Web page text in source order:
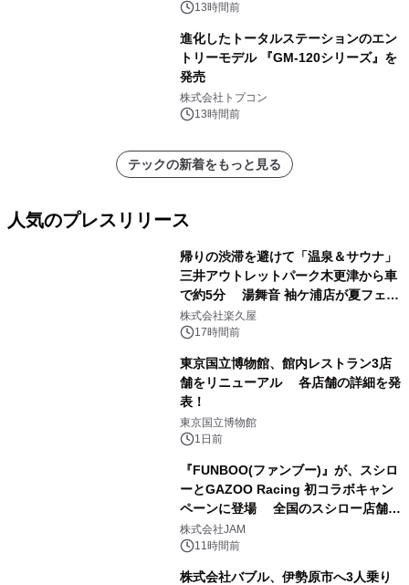
13時間前
進化したトータルステーションのエン
トリーモデル 『GM-120シリーズ』を
発売
株式会社トプコン
13時間前
テックの新着をもっと見る
人気のプレスリリース
帰りの渋滞を避けて「温泉＆サウナ」
三井アウトレットパーク木更津から車
で約5分 湯舞音 袖ケ浦店が夏フェア
メニューを提供
株式会社楽久屋
17時間前
東京国立博物館、館内レストラン3店
舗をリニューアル 各店舗の詳細を発
表！
東京国立博物館
1日前
『FUNBOO(ファンブー)』が、スシロ
ーとGAZOO Racing 初コラボキャン
ペーンに登場 全国のスシロー店舗で
GR 4車種の FUNBOO(ミニカー)付き
メニューが展開されます
株式会社JAM
11時間前
株式会社バブル、伊勢原市へ3人乗り